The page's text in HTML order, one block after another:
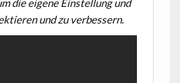
die eigene Einstellung und
und zu verbessern.